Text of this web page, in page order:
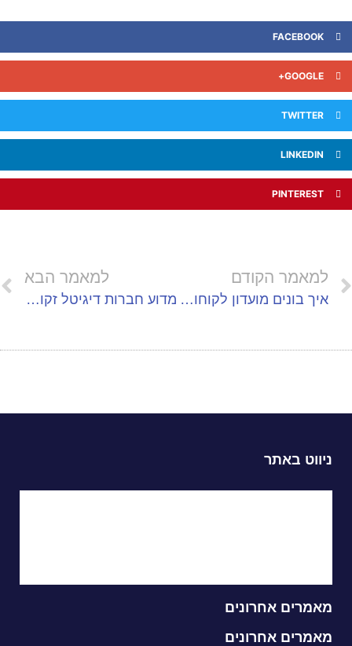
FACEBOOK
GOOGLE+
TWITTER
LINKEDIN
PINTEREST
למאמר הקודם
איך בונים מועדון לקוחות באינטרנט?
למאמר הבא
מדוע חברות דיגיטל זקוקות לשירותי IT
ניווט באתר
מאמרים אחרונים
מאמרים אחרונים